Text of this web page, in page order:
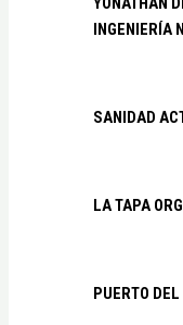
INGENIERÍA
SANIDAD
LA TAPA
PUERTO